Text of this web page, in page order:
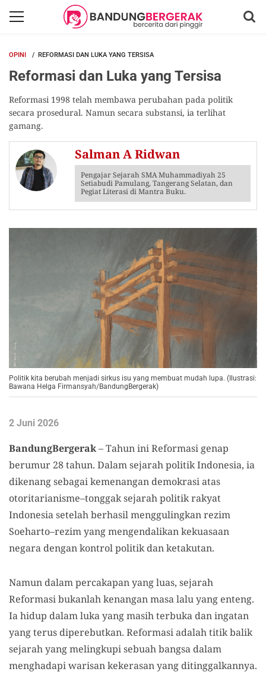
OPINI REFORMASI DAN LUKA YANG TERSISA
Reformasi dan Luka yang Tersisa
Reformasi 1998 telah membawa perubahan pada politik
secara prosedural. Namun secara substansi, ia terlihat
gamang.
Salman A Ridwan
Pengajar Sejarah SMA Muhammadiyah 25
Setiabudi Pamulang, Tangerang Selatan, dan
Pegiat Literasi di Mantra Buku.
Politik kita berubah menjadi sirkus isu yang membuat mudah lupa. (Ilustrasi:
Bawana Helga Firmansyah/BandungBergerak)
2 Juni 2026
BandungBergerak– Tahun ini Reformasi genap
berumur 28 tahun. Dalam sejarah politik Indonesia, ia
dikenang sebagai kemenangan demokrasi atas
otoritarianisme–tonggak sejarah politik rakyat
Indonesia setelah berhasil menggulingkan rezim
Soeharto–rezim yang mengendalikan kekuasaan
negara dengan kontrol politik dan ketakutan.
Namun dalam percakapan yang luas, sejarah
Reformasi bukanlah kenangan masa lalu yang enteng.
Ia hidup dalam luka yang masih terbuka dan ingatan
yang terus diperebutkan. Reformasi adalah titik balik
sejarah yang melingkupi sebuah bangsa dalam
menghadapi warisan kekerasan yang ditinggalkannya.